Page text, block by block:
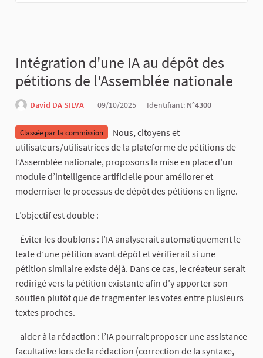
Intégration d'une IA au dépôt des
pétitions de l'Assemblée nationale
David DA SILVA 09/10/2025 Identifiant: N°4300
Classée par la commission
Nous, citoyens et
utilisateurs/utilisatrices de la plateforme de pétitions de
l’Assemblée nationale, proposons la mise en place d’un
module d’intelligence artificielle pour améliorer et
moderniser le processus de dépôt des pétitions en ligne.
L’objectif est double :
- Éviter les doublons : l’IA analyserait automatiquement le
texte d’une pétition avant dépôt et vérifierait si une
pétition similaire existe déjà. Dans ce cas, le créateur serait
redirigé vers la pétition existante afin d’y apporter son
soutien plutôt que de fragmenter les votes entre plusieurs
textes proches.
- aider à la rédaction : l’IA pourrait proposer une assistance
facultative lors de la rédaction (correction de la syntaxe,